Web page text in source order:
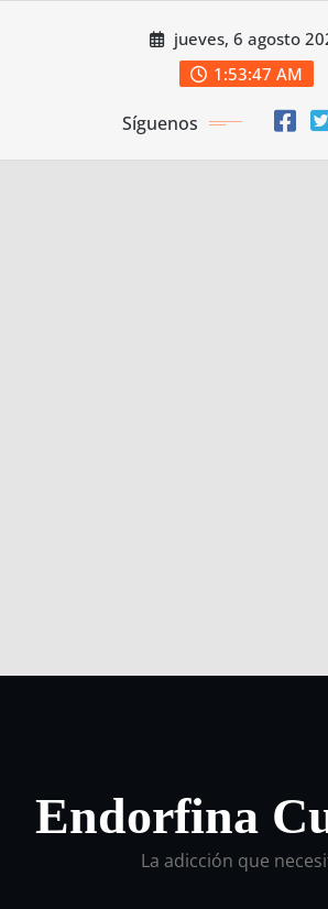
jueves, 6 agosto
1:53:47 AM
Síguenos
Endorfina
La adicción que